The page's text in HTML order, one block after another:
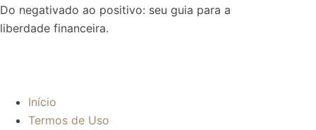
Do negativado ao positivo: seu guia para a
liberdade financeira.
Início
Termos de Uso